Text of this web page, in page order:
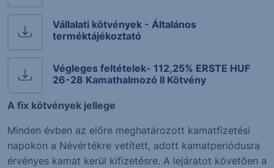
Vállalati kötvények - Általános
terméktájékoztató
Végleges feltételek- 112,25% ERSTE HUF
26-28 Kamathalmozó II Kötvény
A fix kötvények jellege
Minden évben az előre meghatározott kamatfizetési
napokon a Névértékre vetített, adott kamatperiódusra
érvényes kamat kerül kifizetésre. A lejáratot követően a